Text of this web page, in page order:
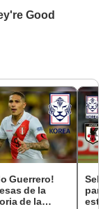
Guerrero!
de la
de la
para